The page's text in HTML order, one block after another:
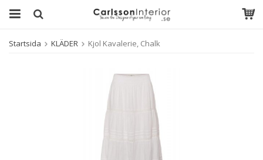
Startsida KLÄDER Kjol Kavalerie, Chalk